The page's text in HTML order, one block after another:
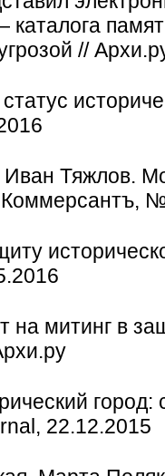
каталога
//
Тяжлов.
на митинг в
город:
22.12.2015